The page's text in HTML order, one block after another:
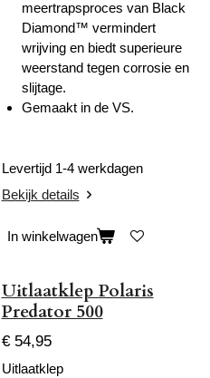
meertrapsproces van Black
Diamond™ vermindert
wrijving en biedt superieure
weerstand tegen corrosie en
slijtage.
Gemaakt in de VS.
Levertijd 1-4 werkdagen
Bekijk details
In winkelwagen
Uitlaatklep Polaris
Predator 500
€ 54,95
Uitlaatklep